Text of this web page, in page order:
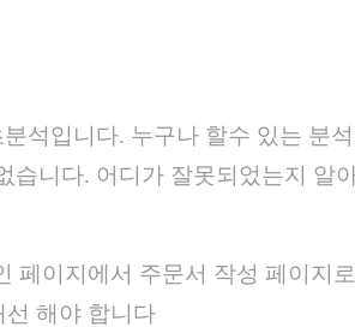
석입니다. 누구나 할수 있는 분석
습니다. 어디가 잘못되었는지 알
페이지에서 주문서 작성 페이지로
해야 합니다